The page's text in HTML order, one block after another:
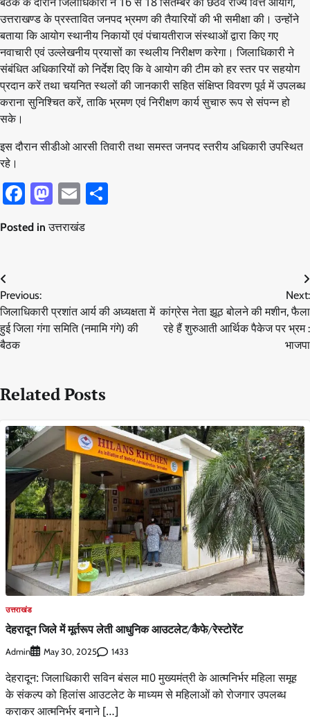
उत्तराखण्ड के प्रस्तावित जनपद भ्रमण की तैयारियों की भी समीक्षा की। उन्होंने
बताया कि आयोग स्थानीय निकायों एवं पंचायतीराज संस्थाओं द्वारा किए गए
नवाचारी एवं उल्लेखनीय प्रयासों का स्थलीय निरीक्षण करेगा। जिलाधिकारी ने
संबंधित अधिकारियों को निर्देश दिए कि वे आयोग की टीम को हर स्तर पर सहयोग
प्रदान करें तथा चयनित स्थलों की जानकारी सहित संक्षिप्त विवरण पूर्व में उपलब्ध
कराना सुनिश्चित करें, ताकि भ्रमण एवं निरीक्षण कार्य सुचारु रूप से संपन्न हो
सके।
इस दौरान सीडीओ आरसी तिवारी तथा समस्त जनपद स्तरीय अधिकारी उपस्थित
रहे।
Facebook
Mastodon
Email
Posted inउत्तराखंड
Post
navigation
Previous:
जिलाधिकारी प्रशांत आर्य की अध्यक्षता में
हुई जिला गंगा समिति (नमामि गंगे) की
बैठक
Next:
कांग्रेस नेता झूठ बोलने की मशीन, फैला
रहे हैं शुरुआती आर्थिक पैकेज पर भ्रम :
भाजपा
Related Posts
उत्तराखंड
देहरादून जिले में मूर्तरूप लेती आधुनिक आउटलेट/कैफे/रेस्टोरेंट
Admin May 30, 2025 1433
देहरादून: जिलाधिकारी सविन बंसल मा0 मुख्यमंत्री के आत्मनिर्भर महिला समूह
के संकल्प को हिलांस आउटलेट के माध्यम से महिलाओं को रोजगार उपलब्ध
कराकर आत्मनिर्भर बनाने […]